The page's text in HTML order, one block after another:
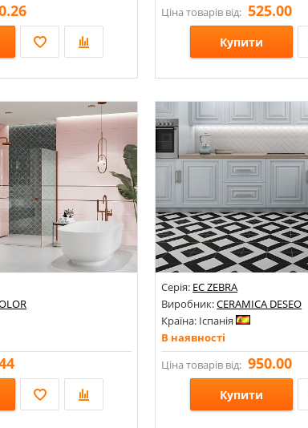
Ціна товарів від: 525.00
Купити
Кольори:
Серія: EC ZEBRA
Виробник:CERAMICA DESEO
Країна: Іспанія
В наявності
Ціна товарів від: 950.00
Купити